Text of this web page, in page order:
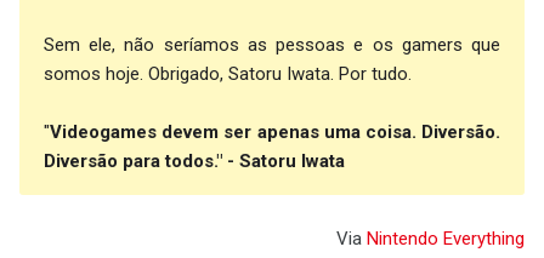
Sem ele, não seríamos as pessoas e os gamers que
somos hoje. Obrigado, Satoru Iwata. Por tudo.
"Videogames devem ser apenas uma coisa. Diversão.
Diversão para todos." - Satoru Iwata
Via Nintendo Everything